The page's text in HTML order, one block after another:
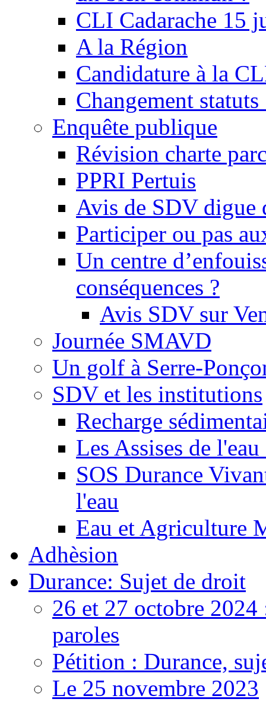
CLI Cadarache 15
A la Région
Candidature à la
Changement
Enquête publique
Révision charte
PPRI Pertuis
Avis de SDV digue
Participer ou pas
Un centre
conséquences ?
Avis SDV sur
Journée SMAVD
Un golf à Serre-
SDV et les institutions
Recharge
Les Assises de
SOS Durance
l'eau
Eau et Agriculture
Adhèsion
Durance: Sujet de droit
26 et 27 octobre 2024
paroles
Pétition : Durance,
Le 25 novembre 2023